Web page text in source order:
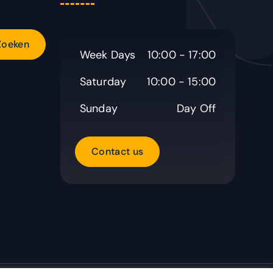
Week Days
10:00 - 17:00
Saturday
10:00 - 15:00
Sunday
Day Off
Contact us